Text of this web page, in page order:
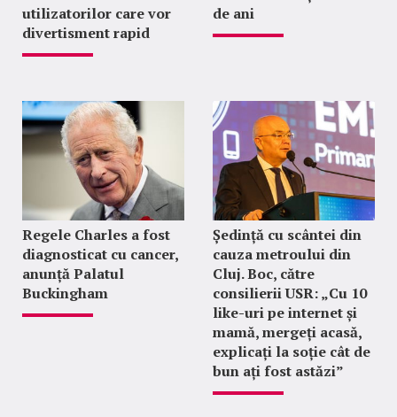
utilizatorilor care vor
divertisment rapid
de ani
Regele Charles a fost
diagnosticat cu cancer,
anunță Palatul
Buckingham
Ședință cu scântei din
cauza metroului din
Cluj. Boc, către
consilierii USR: „Cu 10
like-uri pe internet și
mamă, mergeți acasă,
explicați la soție cât de
bun ați fost astăzi”